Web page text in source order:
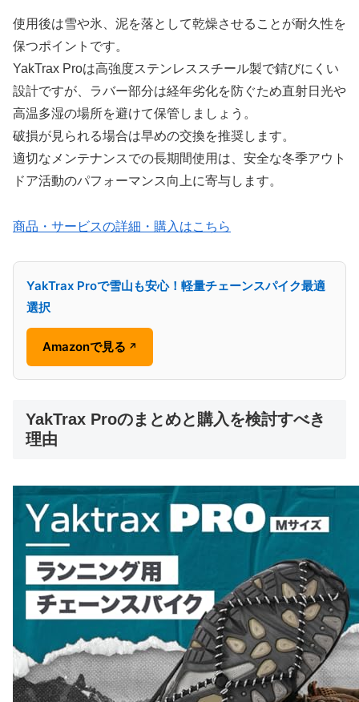
使用後は雪や氷、泥を落として乾燥させることが耐久性を
保つポイントです。
YakTrax Proは高強度ステンレススチール製で錆びにくい
設計ですが、ラバー部分は経年劣化を防ぐため直射日光や
高温多湿の場所を避けて保管しましょう。
破損が見られる場合は早めの交換を推奨します。
適切なメンテナンスでの長期間使用は、安全な冬季アウト
ドア活動のパフォーマンス向上に寄与します。
商品・サービスの詳細・購入はこちら
YakTrax Proで雪山も安心！軽量チェーンスパイク最適
選択
Amazonで見る ↗
YakTrax Proのまとめと購入を検討すべき
理由